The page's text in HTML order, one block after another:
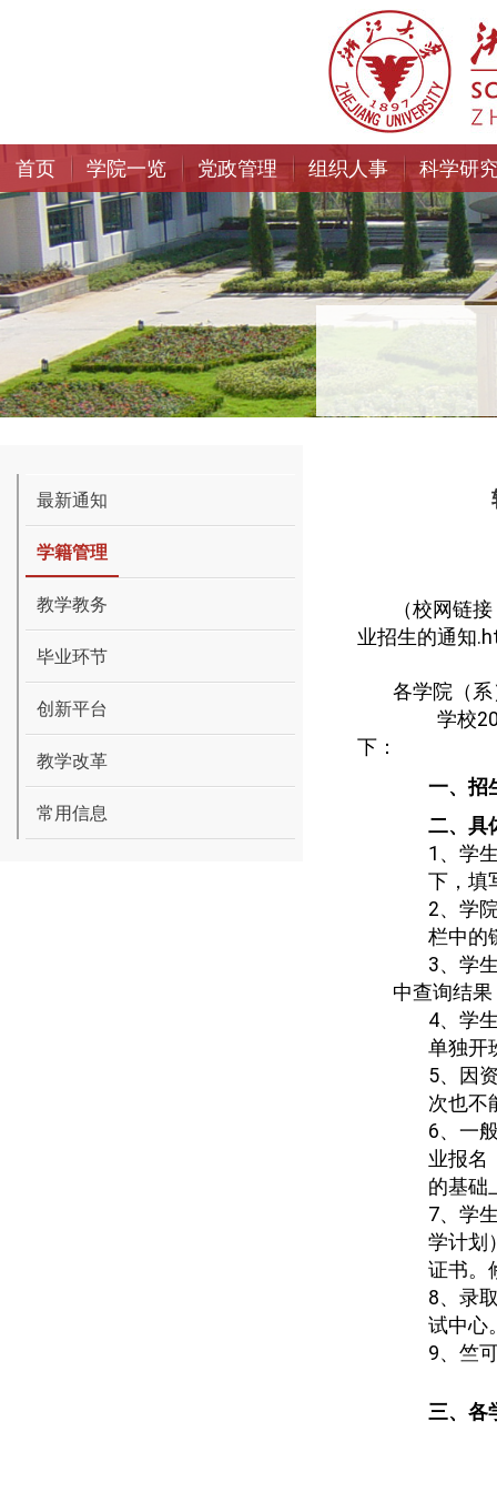
首页 学院一览 党政管理 组织人事 科学研
最新通知
学籍管理
教学教务
毕业环节
创新平台
教学改革
常用信息
（校网链
业招生的通知
各学院（
学校
下：
一、招
二、具
1 、学
下，填
2、学
栏中的
3、学
中查询结
4、学
单独开
5、因
次也不
6、一
业报名
的基础
7、学
学计划
证书。
8、录
试中心
9、竺
三、各